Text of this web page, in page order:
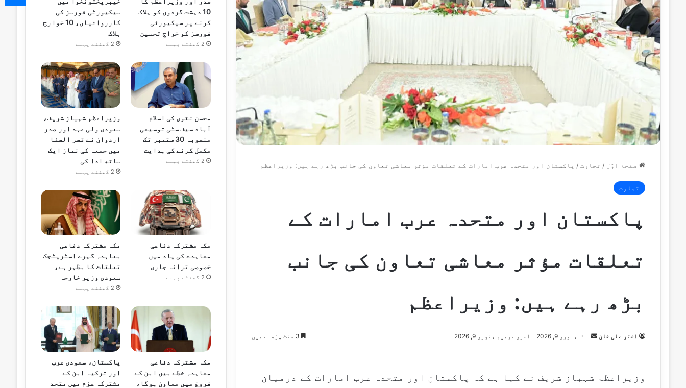
صفحۂ اوّل / تجارت / پاکستان اور متحدہ عرب امارات کے تعلقات مؤثر معاشی تعاون کی جانب بڑھ رہے ہیں: وزیراعظم
تجارت
پاکستان اور متحدہ عرب امارات کے
تعلقات مؤثر معاشی تعاون کی جانب
بڑھ رہے ہیں: وزیراعظم
اختر علی خان
S
جنوری 9, 2026 آخری ترمیم جنوری 9, 2026 3 منٹ پڑھنے میں
وزیراعظم شہباز شریف نے کہا ہے کہ پاکستان اور متحدہ عرب امارات کے درمیان
10 دہشت گردوں کو ہلاک
کرنے پر سیکیورٹی
فورسز کو خراجِ تحسین
2 گھنٹے پہلے
سیکیورٹی فورسز کی
کارروائیاں، 10 خوارج
ہلاک
2 گھنٹے پہلے
محسن نقوی کی اسلام
آباد سیف سٹی توسیعی
منصوبہ 30 ستمبر تک
مکمل کرنے کی ہدایت
2 گھنٹے پہلے
وزیراعظم شہباز شریف،
سعودی ولی عہد اور صدر
اردوان نے قصر الصفا
میں جمعہ کی نماز ایک
ساتھ ادا کی
2 گھنٹے پہلے
مکہ مشترکہ دفاعی
معاہدے کی یاد میں
خصوصی ترانہ جاری
2 گھنٹے پہلے
مکہ مشترکہ دفاعی
معاہدہ گہرے اسٹریٹجک
تعلقات کا مظہر ہے،
سعودی وزیر خارجہ
2 گھنٹے پہلے
مکہ مشترکہ دفاعی
معاہدہ خطے میں امن کے
فروغ میں معاون ہوگا،
پاکستان، سعودی عرب
اور ترکیہ امن کے
مشترکہ عزم میں متحد